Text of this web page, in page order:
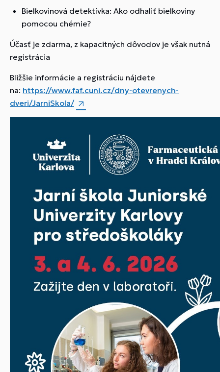
Bielkovinová detektívka: Ako odhaliť bielkoviny
pomocou chémie?
Účasť je zdarma, z kapacitných dôvodov je však nutná
registrácia
Bližšie informácie a registráciu nájdete
na: https://www.faf.cuni.cz/dny-otevrenych-
dveri/JarniSkola/